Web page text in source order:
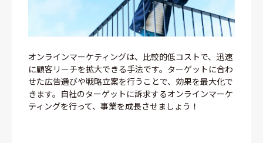
オンラインマーケティングは、比較的低コストで、迅速
に顧客リーチを拡大できる手法です。ターゲットに合わ
せた広告選びや戦略立案を行うことで、効果を最大化で
きます。自社のターゲットに訴求するオンラインマーケ
ティングを行って、事業を成長させましょう！